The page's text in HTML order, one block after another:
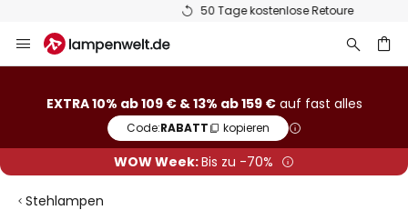
50 Tage kostenlose Retoure
Inhalt
EXTRA 10% ab 109 € & 13% ab 159 €auf fast alles
Code:RABATT kopieren
WOW Week:Bis zu -70%
Stehlampen